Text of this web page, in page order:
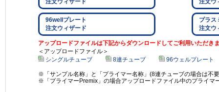
注文ウィザード
注文ウ
96wellプレート
注文ウィザード
プラス
注文ウ
アップロードファイルは下記からダウンロードしてご利用いただき
＜アップロードファイル＞
シングルチューブ
8連チューブ 96ウェルプレート
※「サンプル名称」と「プライマー名称」(8連チューブの場合は不
※「プライマーPremix」の場合アップロードファイル中のプライマ